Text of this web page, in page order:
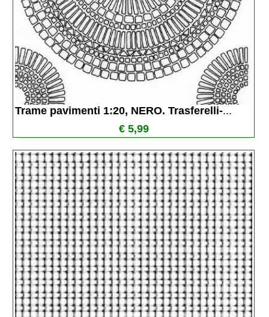
Trame pavimenti 1:20, NERO. Trasferelli-...
€ 5,99